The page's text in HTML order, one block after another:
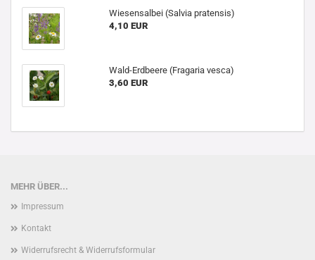
Wiesensalbei (Salvia pratensis)
4,10 EUR
Wald-Erdbeere (Fragaria vesca)
3,60 EUR
MEHR ÜBER...
Impressum
Kontakt
Widerrufsrecht & Widerrufsformular